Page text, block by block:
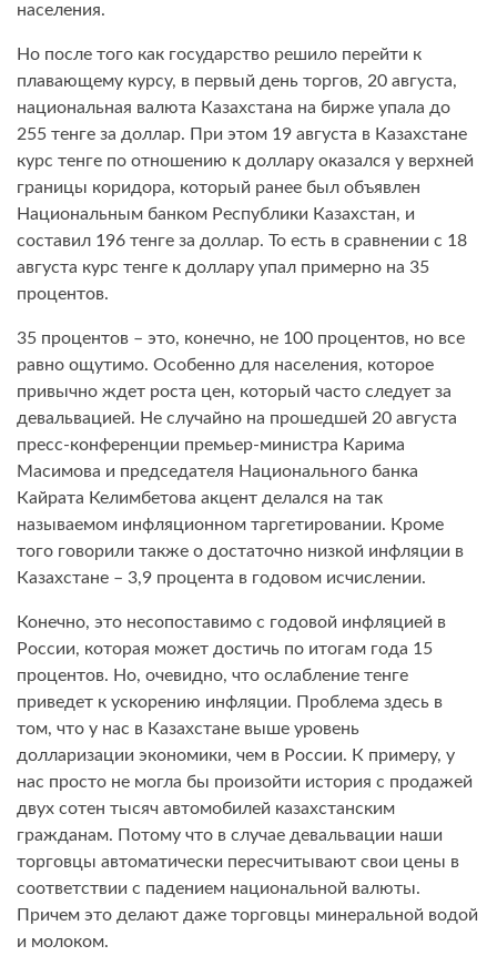
населения.
Но после того как государство решило перейти к
плавающему курсу, в первый день торгов, 20 августа,
национальная валюта Казахстана на бирже упала до
255 тенге за доллар. При этом 19 августа в Казахстане
курс тенге по отношению к доллару оказался у верхней
границы коридора, который ранее был объявлен
Национальным банком Республики Казахстан, и
составил 196 тенге за доллар. То есть в сравнении с 18
августа курс тенге к доллару упал примерно на 35
процентов.
35 процентов – это, конечно, не 100 процентов, но все
равно ощутимо. Особенно для населения, которое
привычно ждет роста цен, который часто следует за
девальвацией. Не случайно на прошедшей 20 августа
пресс-конференции премьер-министра Карима
Масимова и председателя Национального банка
Кайрата Келимбетова акцент делался на так
называемом инфляционном таргетировании. Кроме
того говорили также о достаточно низкой инфляции в
Казахстане – 3,9 процента в годовом исчислении.
Конечно, это несопоставимо с годовой инфляцией в
России, которая может достичь по итогам года 15
процентов. Но, очевидно, что ослабление тенге
приведет к ускорению инфляции. Проблема здесь в
том, что у нас в Казахстане выше уровень
долларизации экономики, чем в России. К примеру, у
нас просто не могла бы произойти история с продажей
двух сотен тысяч автомобилей казахстанским
гражданам. Потому что в случае девальвации наши
торговцы автоматически пересчитывают свои цены в
соответствии с падением национальной валюты.
Причем это делают даже торговцы минеральной водой
и молоком.